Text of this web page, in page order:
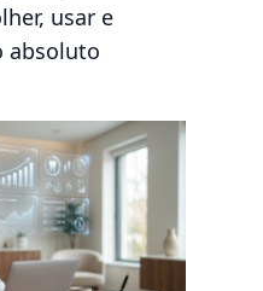
usar e
absoluto